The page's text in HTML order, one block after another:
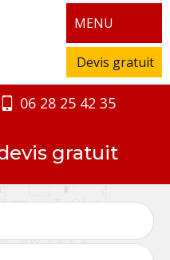
MENU
Devis gratuit
06 28 25 42 35
gratuit